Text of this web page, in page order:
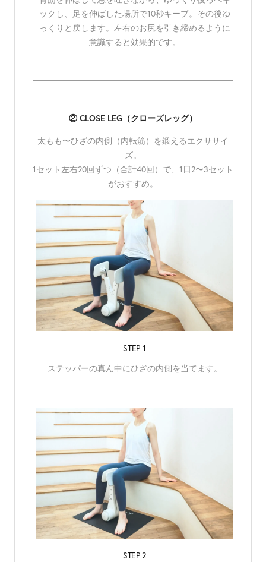
ックし、足を伸ばした場所で10秒キープ。その後ゆ
っくりと戻します。左右のお尻を引き締めるように
意識すると効果的です。
② CLOSE LEG（クローズレッグ）
太もも〜ひざの内側（内転筋）を鍛えるエクササイ
ズ。
1セット左右20回ずつ（合計40回）で、1日2〜3セット
がおすすめ。
STEP 1
ステッパーの真ん中にひざの内側を当てます。
STEP 2